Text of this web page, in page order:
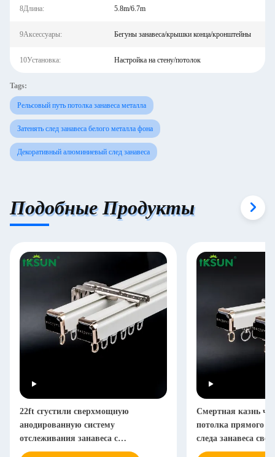
8Длина: 5.8m/6.7m
9Аксессуары: Бегуны занавеса/крышки конца/кронштейны
10Установка: Настройка на стену/потолок
Tags:
Рельсовый путь потолка занавеса металла
Затенять след занавеса белого металла фона
Декоративный алюминиевый след занавеса
Подобные Продукты
22ft сгустили сверхмощную
анодированную систему
отслеживания занавеса с
электрофорезом
Смертная казнь
потолка прямого
следа занавеса
двойная